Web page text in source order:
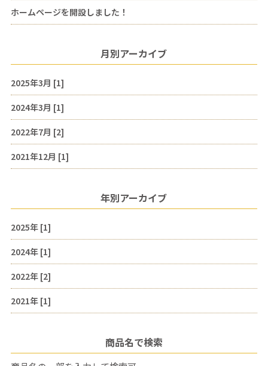
ホームページを開設しました！
月別アーカイブ
2025年3月 [1]
2024年3月 [1]
2022年7月 [2]
2021年12月 [1]
年別アーカイブ
2025年 [1]
2024年 [1]
2022年 [2]
2021年 [1]
商品名で検索